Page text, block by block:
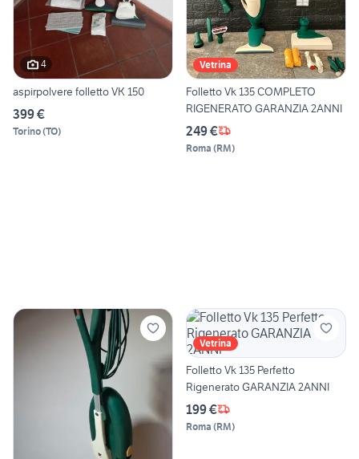
4
aspirpolvere folletto VK 150
399 €
Torino(TO)
Vetrina
Folletto Vk 135 COMPLETO
RIGENERATO GARANZIA 2ANNI
249 €
Roma (RM)
Vetrina
Folletto Vk 135 Perfetto
Rigenerato GARANZIA 2ANNI
199 €
Roma (RM)